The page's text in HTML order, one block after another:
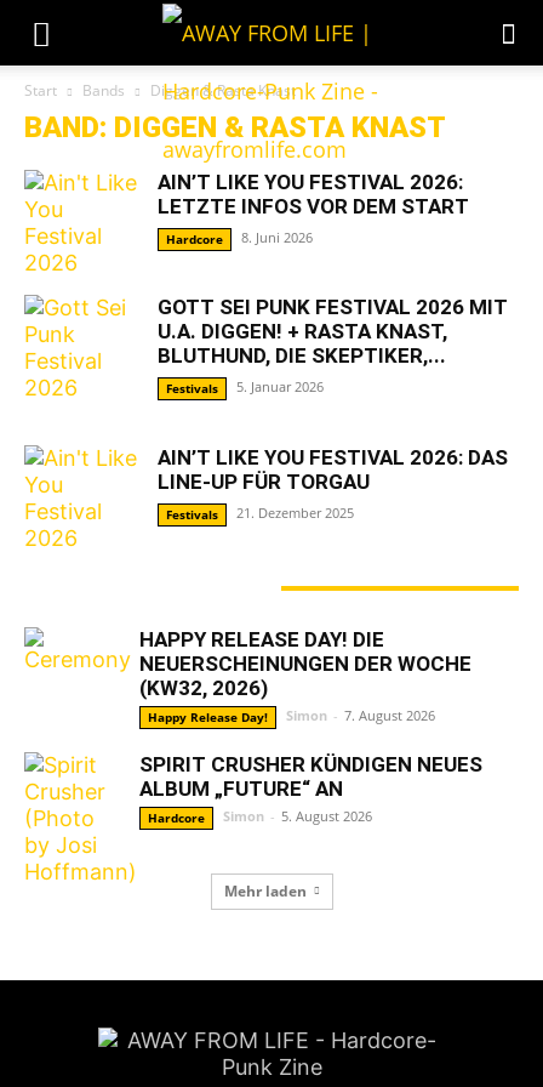
Start Bands Diggen & Rasta Knast
BAND: DIGGEN & RASTA KNAST
AIN’T LIKE YOU FESTIVAL 2026:
LETZTE INFOS VOR DEM START
Hardcore 8. Juni 2026
GOTT SEI PUNK FESTIVAL 2026 MIT
U.A. DIGGEN! + RASTA KNAST,
BLUTHUND, DIE SKEPTIKER,...
Festivals 5. Januar 2026
AIN’T LIKE YOU FESTIVAL 2026: DAS
LINE-UP FÜR TORGAU
Festivals 21. Dezember 2025
HAPPY RELEASE DAY! DIE
NEUERSCHEINUNGEN DER WOCHE
(KW32, 2026)
Happy Release Day! Simon - 7. August 2026
SPIRIT CRUSHER KÜNDIGEN NEUES
ALBUM „FUTURE“ AN
Hardcore Simon - 5. August 2026
Mehr laden